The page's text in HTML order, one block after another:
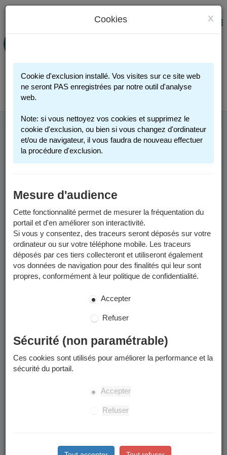
PORTAIL FAMILLE
Connexion
MENU
INSCRIPTION
SCOLAIRE
Vous trouverez ci-dessous des informations générales pour
inscrire votre enfant dans une école publique de Grenoble.
Pour des informations spécifiques aux années scolaires
reportez-vous aux pages concernées :
année scolaire 2025-2026
année scolaire 2026-2027
Merci d'en prendre connaissance avant de commencer toute
Périmètre scolaire
Votre enfant sera inscrit dans l'école du périmètre scolaire
rattaché à votre domicile.
à quelle école est rattachée mon adresse ?
régulièrement et peuvent changer les adresses affectées à une
Les étapes
x
Cookies
Cookie d'exclusion installé. Vos visites sur ce site web
ne seront PAS enregistrées par notre outil d'analyse
web.
Note: si vous nettoyez vos cookies et supprimez le
cookie d'exclusion, ou bien si vous changez d'ordinateur
et/ou de navigateur, il vous faudra de nouveau effectuer
la procédure d'exclusion.
Mesure d'audience
Cette fonctionnalité permet de mesurer la fréquentation du
portail et d'en améliorer son interactivité.
Si vous y consentez, des traceurs seront déposés sur votre
ordinateur ou sur votre téléphone mobile. Les traceurs
déposés par ces tiers collecteront et utiliseront également
vos données de navigation pour des finalités qui leur sont
propres, conformément à leur politique de confidentialité.
Accepter
Refuser
Sécurité (non paramétrable)
Ces cookies sont utilisés pour améliorer la performance et la
sécurité du portail.
Accepter
Refuser